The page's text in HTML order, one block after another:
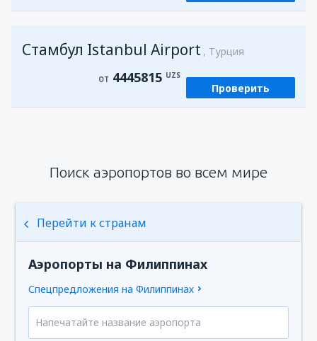
изУргенч, Urgench Airport (UGC)
Стамбул Istanbul Airport Турция
ОТ 4445815 UZS
Проверить
Поиск аэропортов во всем мире
Перейти к странам
Аэропорты на Филиппинах
Спецпредложения на Филиппинах